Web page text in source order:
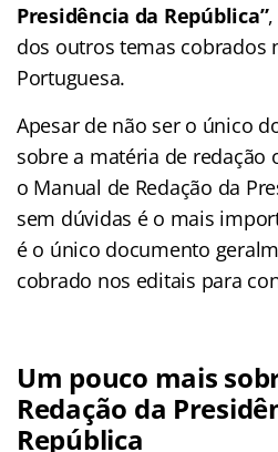
Presidência da República”
dos outros temas cobrados
Portuguesa.
Apesar de não ser o único
sobre a matéria de redação
o Manual de Redação da
sem dúvidas é o mais
é o único documento
cobrado nos editais para
Um pouco mais
Redação da
República